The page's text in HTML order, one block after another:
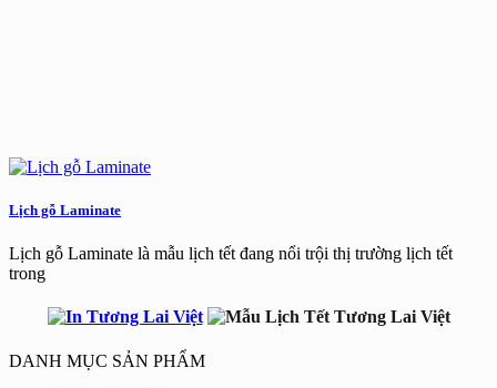
Lịch gỗ Laminate
Lịch gỗ Laminate là mẫu lịch tết đang nổi trội thị trường lịch tết
trong
DANH MỤC SẢN PHẨM